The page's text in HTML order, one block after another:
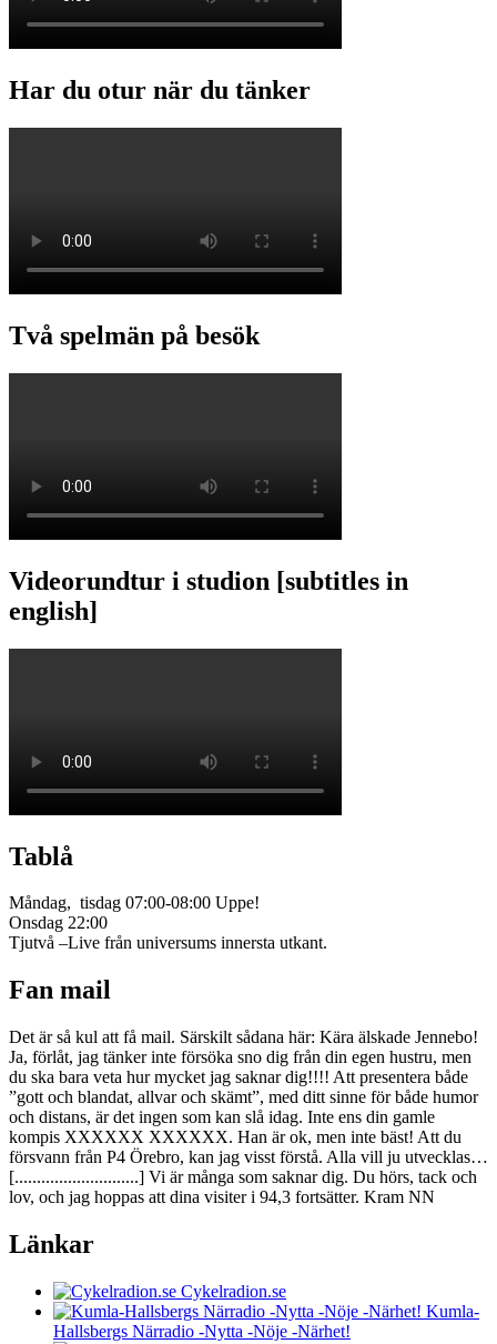
Har du otur när du tänker
Två spelmän på besök
Videorundtur i studion [subtitles in
english]
Tablå
Måndag, tisdag 07:00-08:00 Uppe!
Onsdag 22:00
Tjutvå –Live från universums innersta utkant.
Fan mail
Det är så kul att få mail. Särskilt sådana här: Kära älskade Jennebo!
Ja, förlåt, jag tänker inte försöka sno dig från din egen hustru, men
du ska bara veta hur mycket jag saknar dig!!!! Att presentera både
”gott och blandat, allvar och skämt”, med ditt sinne för både humor
och distans, är det ingen som kan slå idag. Inte ens din gamle
kompis XXXXXX XXXXXX. Han är ok, men inte bäst! Att du
försvann från P4 Örebro, kan jag visst förstå. Alla vill ju utvecklas…
[............................] Vi är många som saknar dig. Du hörs, tack och
lov, och jag hoppas att dina visiter i 94,3 fortsätter. Kram NN
Länkar
Cykelradion.se
Kumla-
Hallsbergs Närradio -Nytta -Nöje -Närhet!